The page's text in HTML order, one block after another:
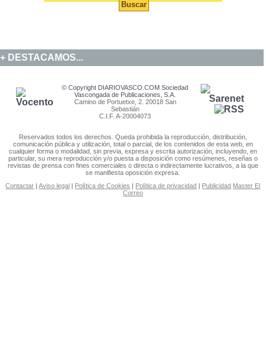
DESTACAMOS...
© Copyright DIARIOVASCO.COM Sociedad
Vascongada de Publicaciones, S.A.
Camino de Portuetxe, 2. 20018 San
Sebastián
C.I.F. A-20004073
Reservados todos los derechos. Queda prohibida la reproducción, distribución,
comunicación pública y utilización, total o parcial, de los contenidos de esta web, en
cualquier forma o modalidad, sin previa, expresa y escrita autorización, incluyendo, en
particular, su mera reproducción y/o puesta a disposición como resúmenes, reseñas o
revistas de prensa con fines comerciales o directa o indirectamente lucrativos, a la que
se manifiesta oposición expresa.
Contactar |Aviso legal | Política de Cookies | Política de privacidad | Publicidad Master El
Correo